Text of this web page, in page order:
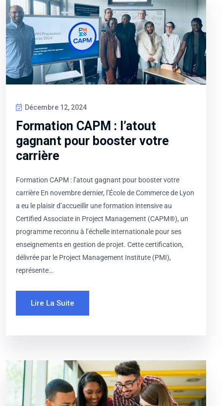
Décembre 12, 2024
Formation CAPM : l’atout
gagnant pour booster votre
carrière
Formation CAPM : l’atout gagnant pour booster votre
carrière En novembre dernier, l’École de Commerce de Lyon
a eu le plaisir d’accueillir une formation intensive au
Certified Associate in Project Management (CAPM®), un
programme reconnu à l’échelle internationale pour ses
enseignements en gestion de projet. Cette certification,
délivrée par le Project Management Institute (PMI),
représente…
Lire La Suite